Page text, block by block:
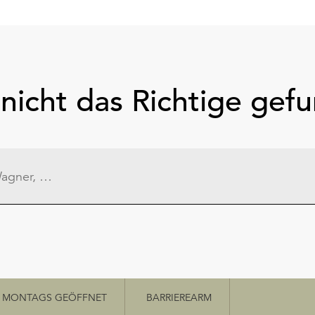
das Richtige
MONTAGS GEÖFFNET BARRIEREARM